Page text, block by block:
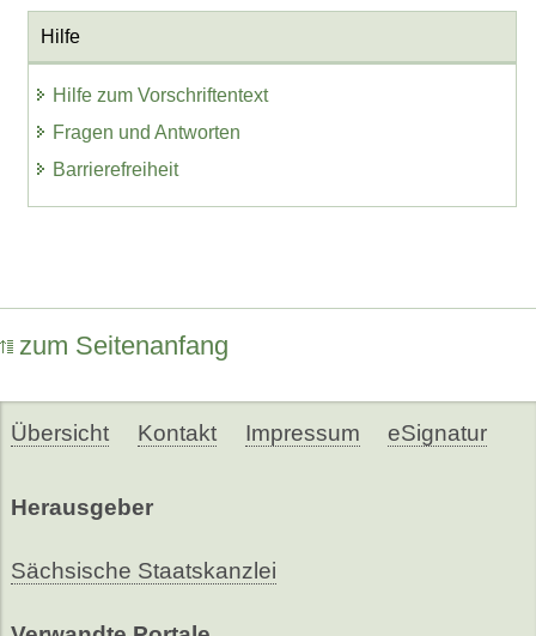
Hilfe
Hilfe zum Vorschriftentext
Fragen und Antworten
Barrierefreiheit
zum Seitenanfang
Übersicht Kontakt Impressum eSignatur
Herausgeber
Sächsische Staatskanzlei